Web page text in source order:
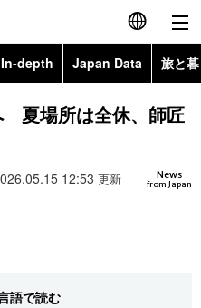
English
简体字
In-depth Japan Data 旅と
Topics
夏場所は全休、師匠
News
from Japan
12:53 更新
語で読む